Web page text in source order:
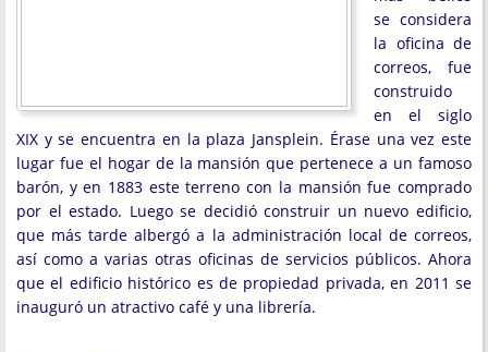
se considera
la oficina de
correos, fue
construido
en el siglo
XIX y se encuentra en la plaza Jansplein. Érase una vez este
lugar fue el hogar de la mansión que pertenece a un famoso
barón, y en 1883 este terreno con la mansión fue comprado
por el estado. Luego se decidió construir un nuevo edificio,
que más tarde albergó a la administración local de correos,
así como a varias otras oficinas de servicios públicos. Ahora
que el edificio histórico es de propiedad privada, en 2011 se
inauguró un atractivo café y una librería.